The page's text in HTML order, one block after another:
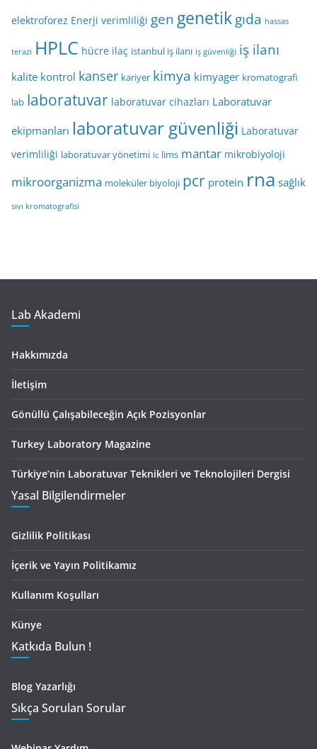
elektroforez Enerji verimliliği gen genetikgıda hassas
terazi HPLC hücre ilaç istanbul iş ilanı iş güvenliği iş ilanı
kalite kontrol kanser kariyer kimya kimyager kromatografi
lab laboratuvar laboratuvar cihazları Laboratuvar
ekipmanları laboratuvar güvenliği Laboratuvar
verimliliği laboratuvar yönetimi lc lims mantar mikrobiyoloji
mikroorganizma moleküler biyoloji pcr protein rna sağlık
sıvı kromatografisi
Lab Akademi
Hakkımızda
İletişim
Gönüllü Çalışabileceğin Açık Pozisyonlar
Turkey Laboratory Magazine
Türkiye’nin Laboratuvar Teknikleri ve Teknolojileri Dergisi
Yasal Bilgilendirmeler
Gizlilik Politikası
İçerik ve Yayın Politikamız
Kullanım Koşulları
Künye
Katkıda Bulun !
Blog Yazarlığı
Sıkça Sorulan Sorular